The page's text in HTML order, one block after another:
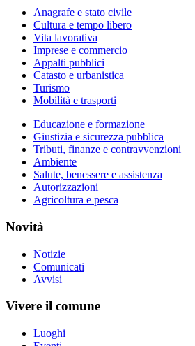
Anagrafe e stato civile
Cultura e tempo libero
Vita lavorativa
Imprese e commercio
Appalti pubblici
Catasto e urbanistica
Turismo
Mobilità e trasporti
Educazione e formazione
Giustizia e sicurezza pubblica
Tributi, finanze e contravvenzioni
Ambiente
Salute, benessere e assistenza
Autorizzazioni
Agricoltura e pesca
Novità
Notizie
Comunicati
Avvisi
Vivere il comune
Luoghi